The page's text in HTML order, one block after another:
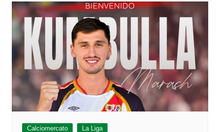
Calciomercato La Liga